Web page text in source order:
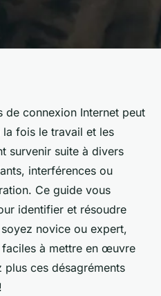
des
lecture
de connexion Internet peut
fois le travail et les
survenir suite à divers
interférences ou
Ce guide vous
identifier et résoudre
novice ou expert,
à mettre en œuvre
plus ces désagréments